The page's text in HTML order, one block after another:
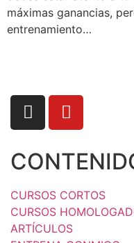
máximas ganancias,
entrenamiento…
CURSOS CORTOS
CURSOS
ARTÍCULOS